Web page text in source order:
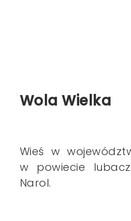
Wola Wielka
Wieś w
w powiecie
Narol.